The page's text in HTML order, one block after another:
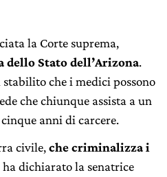
la Corte suprema,
dello Stato dell’Arizona.
stabilito che i medici possono
che chiunque assista a un
anni di carcere.
civile,che criminalizza i
dichiarato la senatrice